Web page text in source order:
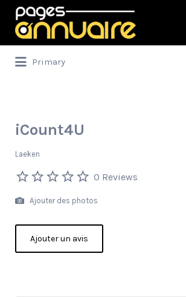
Rechercher:
Primary
iCount4U
Laeken
0 Reviews
Ajouter des photos
Ajouter un avis